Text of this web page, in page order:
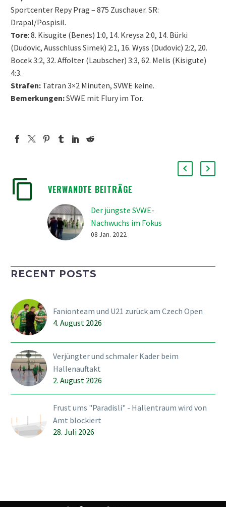
Sportcenter Repy Prag – 875 Zuschauer. SR:
Drapal/Pospisil.
Tore: 8. Kisugite (Benes) 1:0, 14. Kreysa 2:0, 14. Bürki
(Dudovic, Ausschluss Simek) 2:1, 16. Wyss (Dudovic) 2:2, 20.
Bocek 3:2, 32. Affolter (Laubscher) 3:3, 62. Melis (Kisigute)
4:3.
Strafen: Tatran 3×2 Minuten, SVWE keine.
Bemerkungen:SVWE mit Flury im Tor.
VERWANDTE BEITRÄGE
Der jüngste SVWE-
Nachwuchs im Fokus
Jetzt, da es im Aktiv- und
kommt, gehört die
Unihockeyanern. Zum
Jahresauftakt stehen
08 Jan. 2022
RECENT POSTS
Fanionteam und U21 zurück am Czech Open
4. August 2026
Verjüngter und schmaler Kader beim
Hallenauftakt
2. August 2026
Frust ums "Paradisli" - Hallentraum wird von
Amt blockiert
28. Juli 2026